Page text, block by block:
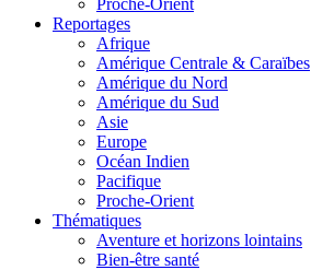
Proche-Orient
Reportages
Afrique
Amérique Centrale & Caraïbes
Amérique du Nord
Amérique du Sud
Asie
Europe
Océan Indien
Pacifique
Proche-Orient
Thématiques
Aventure et horizons lointains
Bien-être santé